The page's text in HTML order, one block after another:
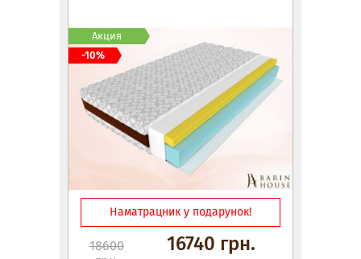
Наматрацник у подарунок!
18600
16740 грн.
Акция
-10%